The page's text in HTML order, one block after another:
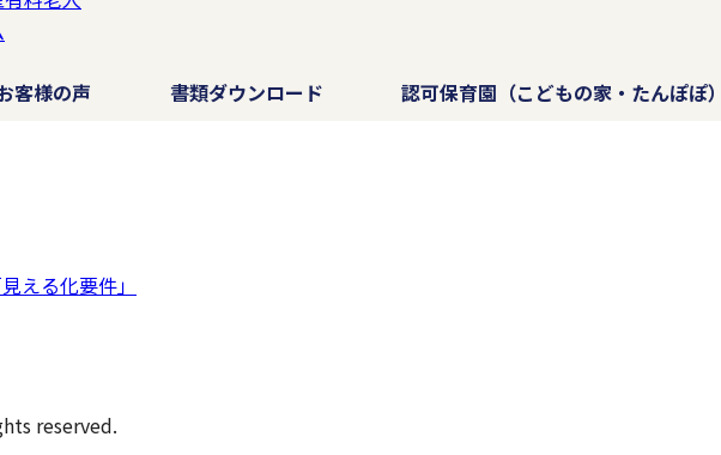
だいた当社のサービス、商品などに関連する情報を、eメールまたは送付物により
介を不要とされる場合、お問合わせ窓口にご連絡いただくことによって、以降の
さい。
客様の声 書類ダウンロード 認可保育園 （こどもの家・たんぽぽ）
える化要件」
reserved.